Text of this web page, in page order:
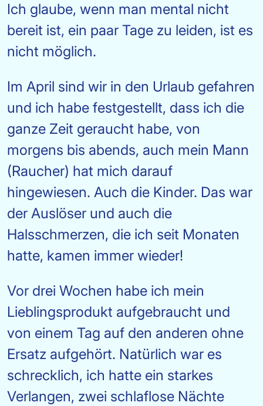
Ich glaube, wenn man mental nicht
bereit ist, ein paar Tage zu leiden, ist es
nicht möglich.
Im April sind wir in den Urlaub gefahren
und ich habe festgestellt, dass ich die
ganze Zeit geraucht habe, von
morgens bis abends, auch mein Mann
(Raucher) hat mich darauf
hingewiesen. Auch die Kinder. Das war
der Auslöser und auch die
Halsschmerzen, die ich seit Monaten
hatte, kamen immer wieder!
Vor drei Wochen habe ich mein
Lieblingsprodukt aufgebraucht und
von einem Tag auf den anderen ohne
Ersatz aufgehört. Natürlich war es
schrecklich, ich hatte ein starkes
Verlangen, zwei schlaflose Nächte